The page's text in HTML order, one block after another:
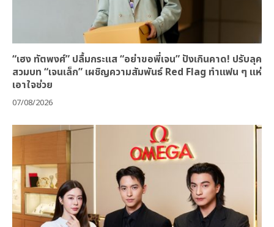
“เฮง ทัตพงศ์” ปลื้มกระแส “อย่าขอพี่เจน” ปังเกินคาด! ปรับลุค
สวมบท “เจนเล็ก” เผชิญความสัมพันธ์ Red Flag ทำแฟน ๆ แห่
เอาใจช่วย
07/08/2026